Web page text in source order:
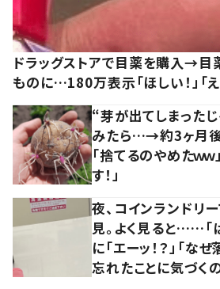
ドラッグストアで目薬を購入→目
ものに…180万表示「ほしい！」「え
“芽が出てしまった
みたら…→約3ヶ月後
「捨てるのやめたｗｗ
す！」
夜、コインランドリ
見。よく見ると……「
に「エーッ！？」「な
忘れたことに気づくの